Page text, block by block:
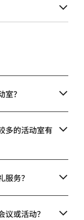
？
多的活动室有
务？
或活动？